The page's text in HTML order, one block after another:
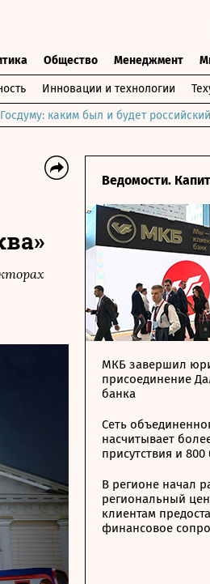
Общество Менеджмент
Инновации и технологии
каким был и будет
Ведомости.
МКБ завершил
присоединение
банка
Сеть
насчитывает
присутствия и
В регионе начал
региональный
клиентам
финансовое